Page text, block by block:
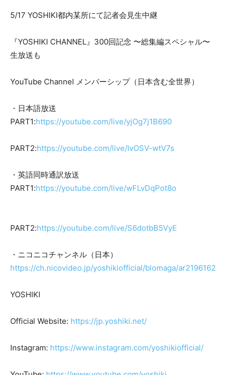
5/17 YOSHIKI都内某所にて記者会見生中継
『YOSHIKI CHANNEL』300回記念 〜総集編スペシャル〜
生放送も
YouTube Channel メンバーシップ（日本含む全世界）
・日本語放送
PART1:https://youtube.com/live/yjOg7j1B690
PART2:https://youtube.com/live/IvOSV-wtV7s
・英語同時通訳放送
PART1:https://youtube.com/live/wFLvDqPot8o
PART2:https://youtube.com/live/S6dotbB5VyE
・ニコニコチャンネル（日本）
https://ch.nicovideo.jp/yoshikiofficial/blomaga/ar2196162
YOSHIKI
Official Website: https://jp.yoshiki.net/
Instagram: https://www.instagram.com/yoshikiofficial/